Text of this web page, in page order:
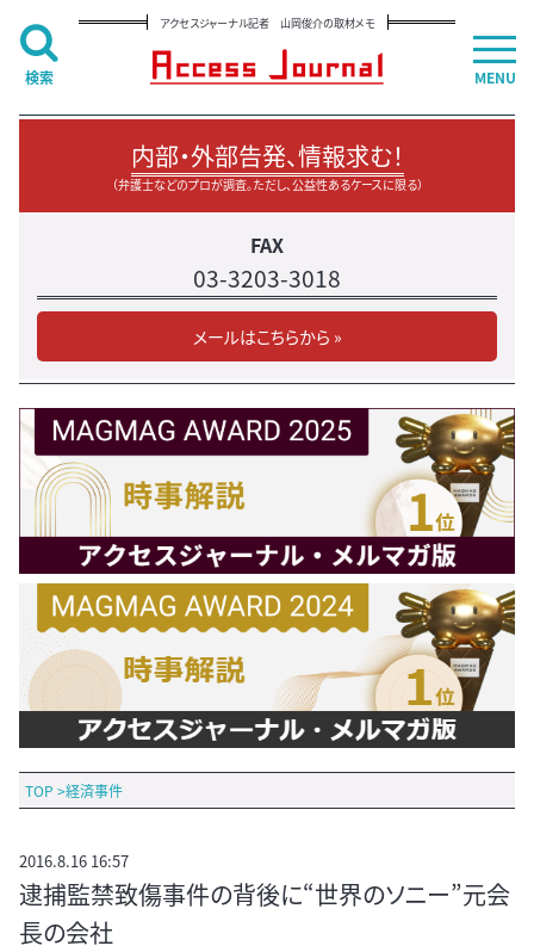
アクセスジャーナル記者 山岡俊介の取材メモ
内部・外部告発、情報求む！
（弁護士などのプロが調査。ただし、公益性あるケースに限る）
FAX
03-3203-3018
メールはこちらから »
TOP >経済事件
2016.8.16 16:57
逮捕監禁致傷事件の背後に“世界のソニー”元会
長の会社
MENU
検索